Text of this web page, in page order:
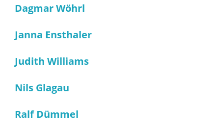
Dagmar Wöhrl
Janna Ensthaler
Judith Williams
Nils Glagau
Ralf Dümmel